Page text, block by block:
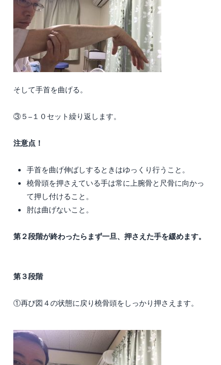
そして手首を曲げる。
③５−１０セット繰り返します。
注意点！
手首を曲げ伸ばしするときはゆっくり行うこと。
橈骨頭を押さえている手は常に上腕骨と尺骨に向かっ
て押し付けること。
肘は曲げないこと。
第２段階が終わったらまず一旦、押さえた手を緩めます。
第３段階
①再び図４の状態に戻り橈骨頭をしっかり押さえます。